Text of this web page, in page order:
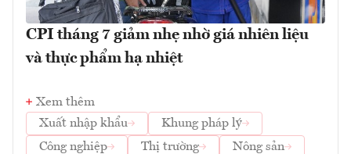
CPI tháng 7 giảm nhẹ nhờ giá nhiên liệu
và thực phẩm hạ nhiệt
Xem thêm
Xuất nhập khẩu
Khung pháp lý
Công nghiệp
Thị trường Nông sản